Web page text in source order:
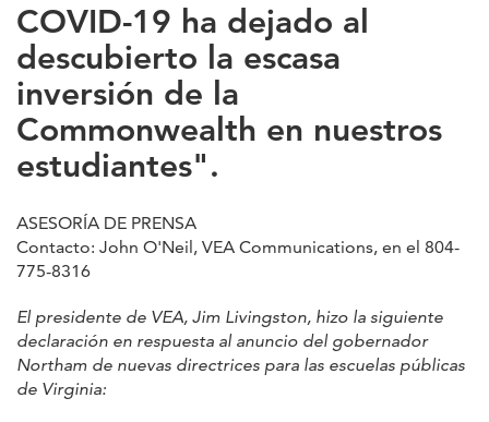
COVID-19 ha dejado al
descubierto la escasa
inversión de la
Commonwealth en nuestros
estudiantes".
ASESORÍA DE PRENSA
Contacto: John O'Neil, VEA Communications, en el 804-
775-8316
El presidente de VEA, Jim Livingston, hizo la siguiente
declaración en respuesta al anuncio del gobernador
Northam de nuevas directrices para las escuelas públicas
de Virginia: